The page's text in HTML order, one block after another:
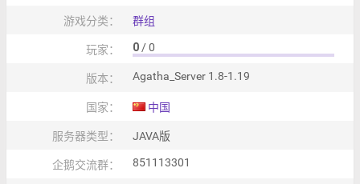
游戏分类： 群组
玩家： 0 / 0
版本： Agatha_Server 1.8-1.19
国家： 中国
服务器类型： JAVA版
企鹅交流群： 851113301